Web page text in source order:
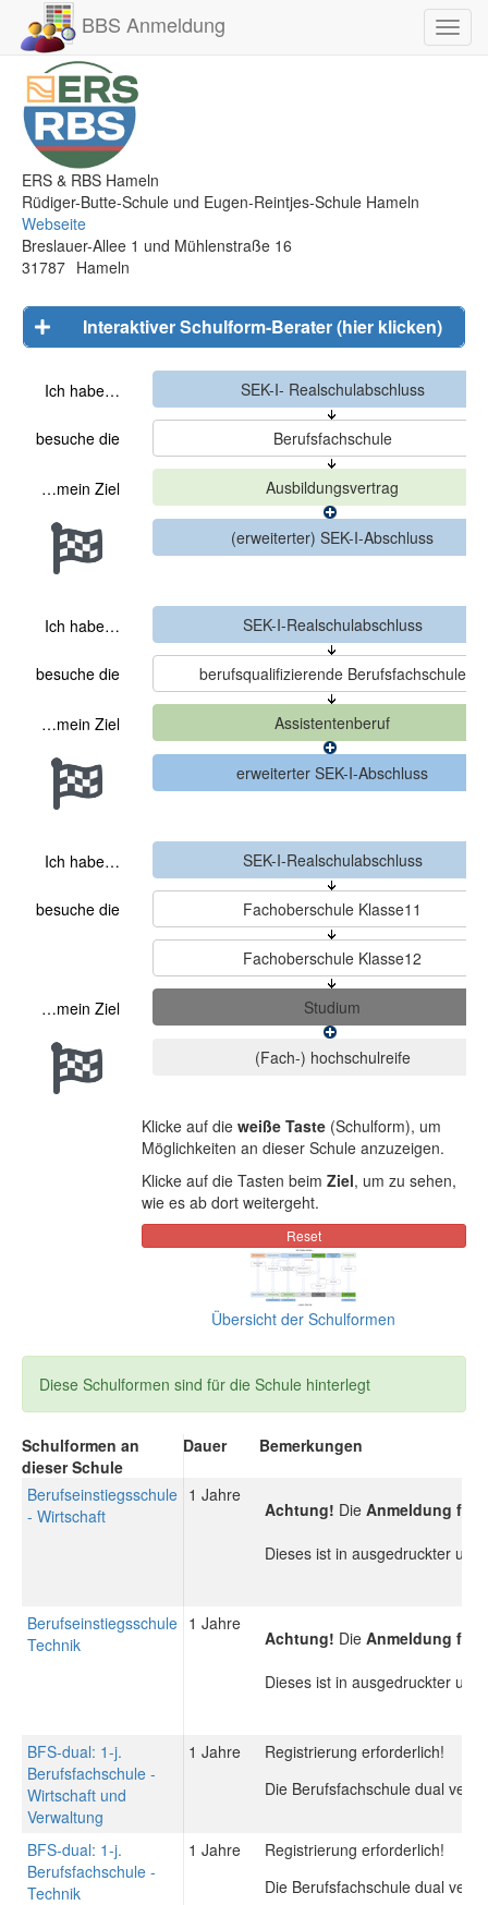
BBS Anmeldung
ERS & RBS Hameln
Rüdiger-Butte-Schule und Eugen-Reintjes-Schule Hameln
Webseite
Breslauer-Allee 1 und Mühlenstraße 16
31787 Hameln
Interaktiver Schulform-Berater (hier klicken)
Ich habe…
besuche die
…mein Ziel
Ich habe…
besuche die
…mein Ziel
Ich habe…
besuche die
…mein Ziel
Klicke auf die weiße Taste(Schulform), um
Möglichkeiten an dieser Schule anzuzeigen.
Klicke auf die Tasten beim Ziel, um zu sehen,
wie es ab dort weitergeht.
Übersicht der Schulformen
Diese Schulformen sind für die Schule hinterlegt
Schulformen an
dieser Schule
Dauer Bemerkungen
Berufseinstiegsschule
- Wirtschaft
1 Jahre
Achtung! Die Anmeldung für
Dieses ist in ausgedruckter
Berufseinstiegsschule
Technik
1 Jahre
Achtung! Die Anmeldung für
Dieses ist in ausgedruckter
BFS-dual: 1-j.
Berufsfachschule -
Wirtschaft und
Verwaltung
1 Jahre
Registrierung erforderlich!
Die Berufsfachschule dual
BFS-dual: 1-j.
Berufsfachschule -
Technik
1 Jahre
Registrierung erforderlich!
Die Berufsfachschule dual